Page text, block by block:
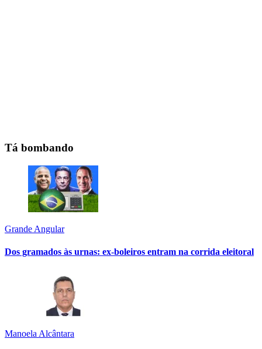
Tá bombando
Grande Angular
Dos gramados às urnas: ex-boleiros entram na corrida eleitoral
Manoela Alcântara